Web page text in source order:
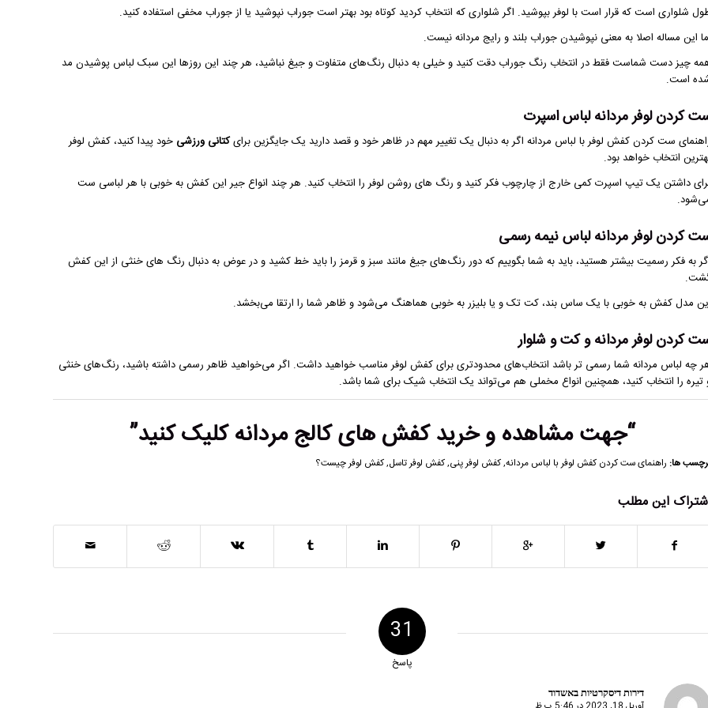
شلواری است که قرار است با لوفر بپوشید. اگر شلواری که انتخاب کردید کوتاه بود بهتر است جوراب نپوشید یا از جوراب مخفی استفاده کنید.
این مساله اصلا به معنی نپوشیدن جوراب بلند و رایج مردانه نیست.
چیز دست شماست فقط در انتخاب رنگ جوراب دقت کنید و خیلی به دنبال رنگ‌های متفاوت و جیغ نباشید، هر چند این روزها این سبک لباس پوشیدن مد
است.
کردن لوفر مردانه لباس اسپرت
ست کردن کفش لوفر با لباس مردانه اگر به دنبال یک تغییر مهم در ظاهر خود و قصد دارید یک جایگزین برایکتانی ورزشی خود پیدا کنید، کفش لوفر
انتخاب خواهد بود.
داشتن یک تیپ اسپرت کمی خارج از چارچوب فکر کنید و رنگ های روشن لوفر را انتخاب کنید. هر چند انواع جیر این کفش به خوبی با هر لباسی ست
کردن لوفر مردانه لباس نیمه رسمی
به فکر رسمیت بیشتر هستید، باید به شما بگوییم که دور رنگ‌های جیغ مانند سبز و قرمز را باید خط کشید و در عوض به دنبال رنگ های خنثی از این کفش
مدل کفش به خوبی با یک ساس بند، کت تک و یا بلیزر به خوبی هماهنگ می‌شود و ظاهر شما را ارتقا می‌بخشد.
کردن لوفر مردانه و کت و شلوار
چه لباس مردانه شما رسمی تر باشد انتخاب‌های محدودتری برای کفش لوفر مناسب خواهید داشت. اگر می‌خواهید ظاهر رسمی داشته باشید، رنگ‌های خنثی
تیره را انتخاب کنید، همچنین انواع مخملی هم می‌تواند یک انتخاب شیک برای شما باشد.
“جهت مشاهده و خریدکفش های کالج مردانهکلیک کنید”
ها: راهنمای ست کردن کفش لوفر با لباس مردانه,کفش لوفر پنی,کفش لوفر تاسل,کفش لوفر چیست؟
این مطلب
31
پاسخ
דירות דיסקרטיות באשדוד